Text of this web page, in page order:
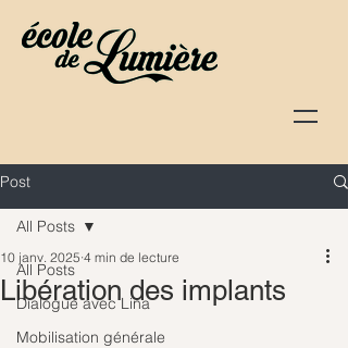
Post
All Posts
Dialogue avec Lina
Mobilisation générale
All Posts
Libération des implants
10 janv. 2025 4 min de lecture